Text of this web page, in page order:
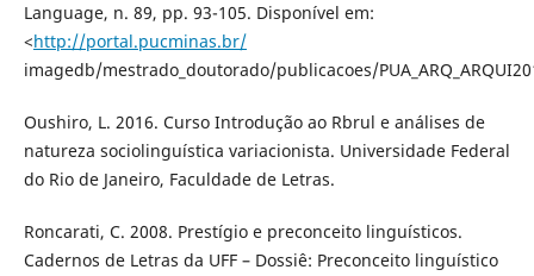
Language, n. 89, pp. 93-105. Disponível em:
<http://portal.pucminas.br/
imagedb/mestrado_doutorado/publicacoes/
Oushiro, L. 2016. Curso Introdução ao Rbrul e análises de
natureza sociolinguística variacionista. Universidade Federal
do Rio de Janeiro, Faculdade de Letras.
Roncarati, C. 2008. Prestígio e preconceito linguísticos.
Cadernos de Letras da UFF – Dossiê: Preconceito linguístico